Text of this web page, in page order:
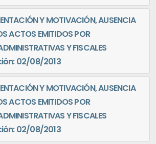
Y MOTIVACIÓN, AUSENCIA
ACTOS EMITIDOS POR
Y FISCALES
02/08/2013
Y MOTIVACIÓN, AUSENCIA
ACTOS EMITIDOS POR
Y FISCALES
02/08/2013